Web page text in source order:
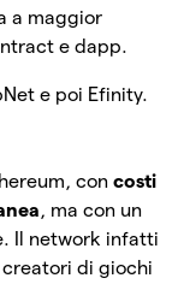
a maggior
e dapp.
e poi Efinity.
con costi
, ma con un
Il network infatti
di giochi